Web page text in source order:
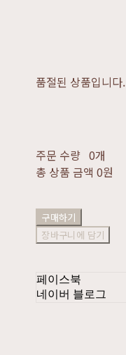
품절된 상품입니다.
주문 수량 0개
총 상품 금액 0원
구매하기
장바구니에 담기
페이스북
네이버 블로그